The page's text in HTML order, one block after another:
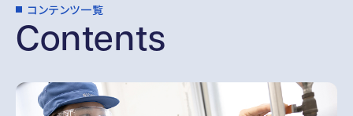
コンテンツ一覧
Contents